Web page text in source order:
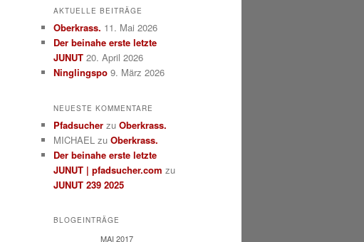
AKTUELLE BEITRÄGE
Oberkrass. 11. Mai 2026
Der beinahe erste letzte
JUNUT 20. April 2026
Ninglingspo 9. März 2026
NEUESTE KOMMENTARE
Pfadsucher zu Oberkrass.
MICHAEL zu Oberkrass.
Der beinahe erste letzte
JUNUT | pfadsucher.com zu
JUNUT 239 2025
BLOGEINTRÄGE
MAI 2017